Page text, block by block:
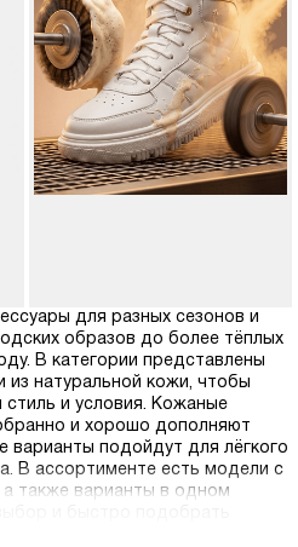
для разных сезонов и
образов до более тёплых
В категории представлены
из натуральной кожи, чтобы
и условия. Кожаные
и хорошо дополняют
варианты подойдут для лёгкого
В ассортименте есть модели с
также варианты в одном